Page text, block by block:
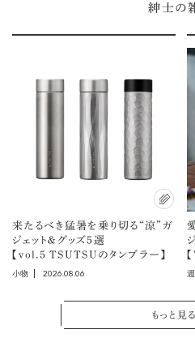
紳士の
来たるべき猛暑を乗り切る“涼”ガ
ジェット＆グッズ5選
【vol.5 TSUTSUのタンブラー】
小物 2026.08.06
もっと見る